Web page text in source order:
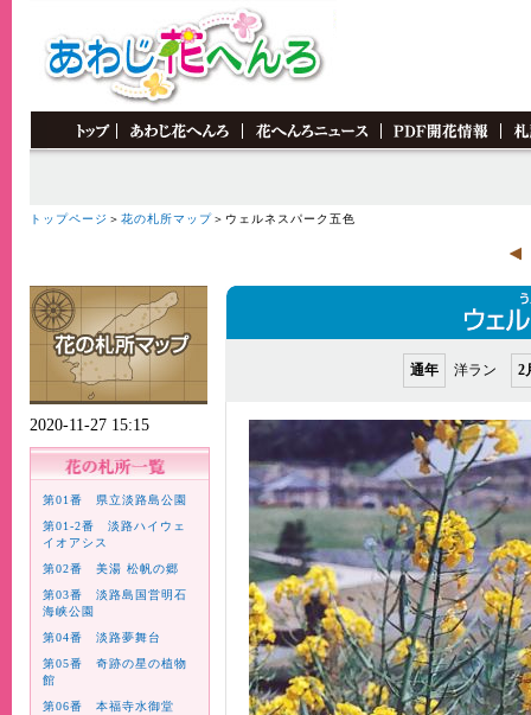
トップページ ＞ 花の札所マップ＞ウェルネスパーク五色
2020-11-27 15:15
第01番 県立淡路島公園
第01-2番 淡路ハイウェ
イオアシス
第02番 美湯 松帆の郷
第03番 淡路島国営明石
海峡公園
第04番 淡路夢舞台
第05番 奇跡の星の植物
館
第06番 本福寺水御堂
通年 洋ラン 2